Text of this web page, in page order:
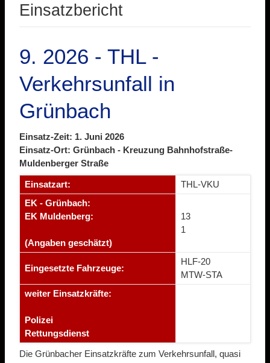
Einsatzbericht
9. 2026 - THL -
Verkehrsunfall in
Grünbach
Einsatz-Zeit: 1. Juni 2026
Einsatz-Ort: Grünbach - Kreuzung Bahnhofstraße-
Muldenberger Straße
Einsatzart:
THL-VKU
EK - Grünbach:
EK Muldenberg:
(Angaben geschätzt)
13
1
Eingesetzte Fahrzeuge:
HLF-20
MTW-STA
weiter Einsatzkräfte:
Polizei
Rettungsdienst
Die Grünbacher Einsatzkräfte zum Verkehrsunfall, quasi